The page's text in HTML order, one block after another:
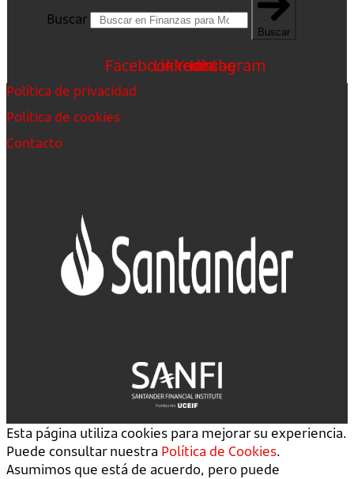
Buscar
Buscar
FacebookLinkedin
Youtube
Instagram
Política de privacidad
Política de cookies
Contacto
Esta página utiliza cookies para mejorar su experiencia.
Puede consultar nuestra Política de Cookies.
Asumimos que está de acuerdo, pero puede